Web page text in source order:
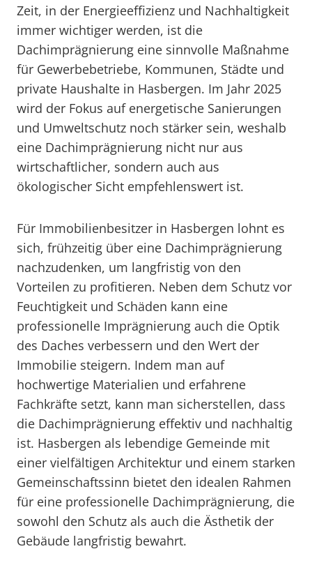
Zeit, in der Energieeffizienz und Nachhaltigkeit
immer wichtiger werden, ist die
Dachimprägnierung eine sinnvolle Maßnahme
für Gewerbebetriebe, Kommunen, Städte und
private Haushalte in Hasbergen. Im Jahr 2025
wird der Fokus auf energetische Sanierungen
und Umweltschutz noch stärker sein, weshalb
eine Dachimprägnierung nicht nur aus
wirtschaftlicher, sondern auch aus
ökologischer Sicht empfehlenswert ist.
Für Immobilienbesitzer in Hasbergen lohnt es
sich, frühzeitig über eine Dachimprägnierung
nachzudenken, um langfristig von den
Vorteilen zu profitieren. Neben dem Schutz vor
Feuchtigkeit und Schäden kann eine
professionelle Imprägnierung auch die Optik
des Daches verbessern und den Wert der
Immobilie steigern. Indem man auf
hochwertige Materialien und erfahrene
Fachkräfte setzt, kann man sicherstellen, dass
die Dachimprägnierung effektiv und nachhaltig
ist. Hasbergen als lebendige Gemeinde mit
einer vielfältigen Architektur und einem starken
Gemeinschaftssinn bietet den idealen Rahmen
für eine professionelle Dachimprägnierung, die
sowohl den Schutz als auch die Ästhetik der
Gebäude langfristig bewahrt.